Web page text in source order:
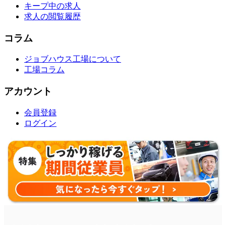
キープ中の求人
求人の閲覧履歴
コラム
ジョブハウス工場について
工場コラム
アカウント
会員登録
ログイン